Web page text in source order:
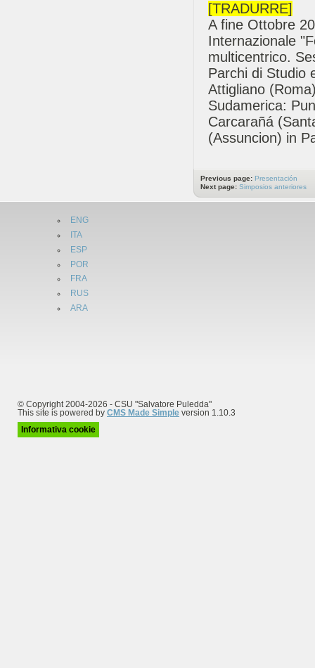
[TRADURRE]
A fine Ottobre
Internazionale
multicentrico.
Parchi di Studio
Attigliano
Sudamerica:
Carcarañá
(Assuncion) in
Previous page: Presentación
Next page: Simposios anteriores
ENG
ITA
ESP
POR
FRA
RUS
ARA
© Copyright 2004-2026 - CSU "Salvatore Puledda"
This site is powered by CMS Made Simple version 1.10.3
Informativa cookie